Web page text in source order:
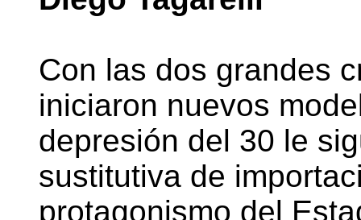
Con las dos grandes
iniciaron nuevos
depresión del 30 le
sustitutiva de
protagonismo del